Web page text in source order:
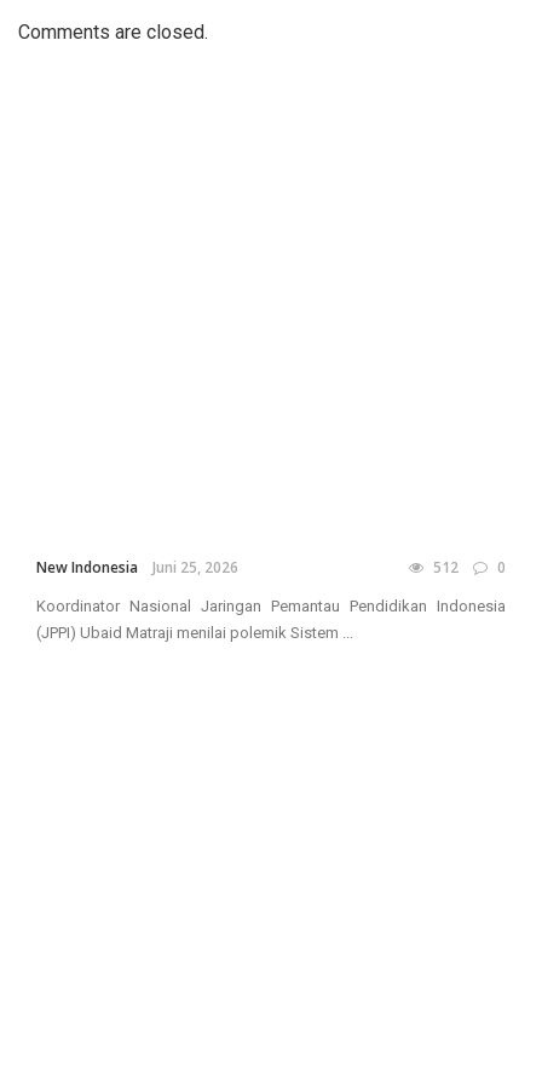
Comments are closed.
New Indonesia Juni 25, 2026 512 0
Koordinator Nasional Jaringan Pemantau Pendidikan Indonesia
(JPPI) Ubaid Matraji menilai polemik Sistem ...